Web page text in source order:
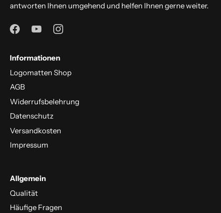
antworten Ihnen umgehend und helfen Ihnen gerne weiter.
Informationen
Logomatten Shop
AGB
Widerrufsbelehrung
Datenschutz
Versandkosten
Impressum
Allgemein
Qualität
Häufige Fragen